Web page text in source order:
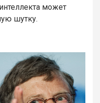
может
шутку.